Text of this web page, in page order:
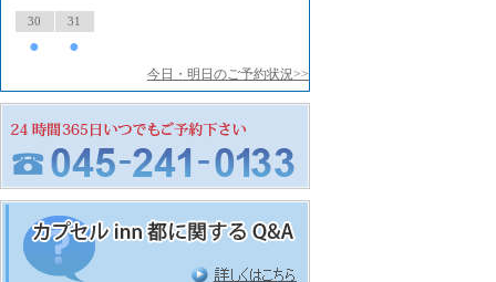
30
●
31
●
今日・明日のご予約状況>>